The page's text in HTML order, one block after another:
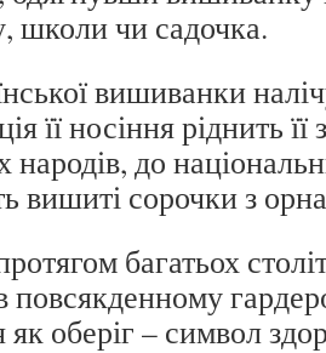
школи чи садочка.
вишиванки
її носіння ріднить
народів, до
вишиті сорочки з
багатьох
повсякденному
оберіг – символ